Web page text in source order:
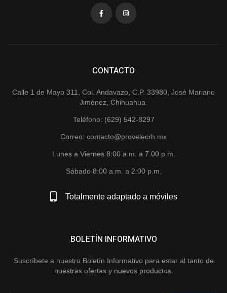
CONTACTO
Calle 1 de Mayo 311, Col. Andavazo, C.P. 33980, José Mariano
Jiménez, Chihuahua.
Teléfono: (629) 542-8297
Correo: contacto@provelecrh.mx
Lunes a Viernes 8:00 a.m. a 7:00 p.m.
Sábado 8:00 a.m. a 2:00 p.m.
Totalmente adaptado a móviles
BOLETÍN INFORMATIVO
Suscríbete a nuestro Boletín Informativo para estar al tanto de
nuestras ofertas y nuevos productos.